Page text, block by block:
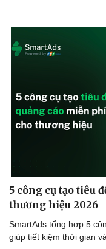
5 công cụ tạo tiêu
thương hiệu 2026
SmartAds tổng hợp 5
giúp tiết kiệm thời gian